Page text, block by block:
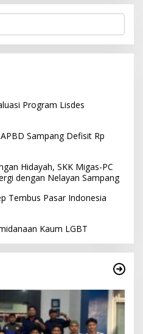
Program Lisdes
Sampang Defisit Rp
Hidayah, SKK Migas-PC
dengan Nelayan Sampang
Tembus Pasar Indonesia
Kaum LGBT